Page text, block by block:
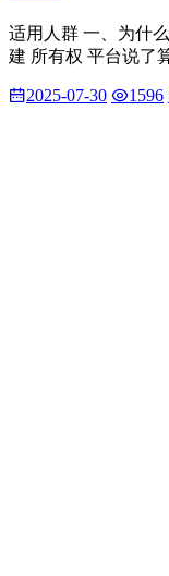
适用人群 一、为什
建 所有权 平台说了
2025-07-30 1596